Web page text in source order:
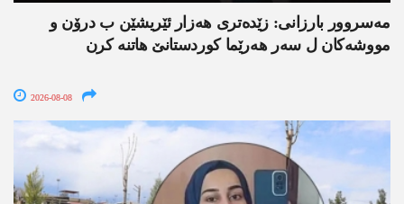
مەسروور بارزانی: زێدەتری ھەزار ئێریشێن ب درۆن و
مووشەکان ل سەر ھەرێما کوردستانێ ھاتنە کرن
2026-08-08